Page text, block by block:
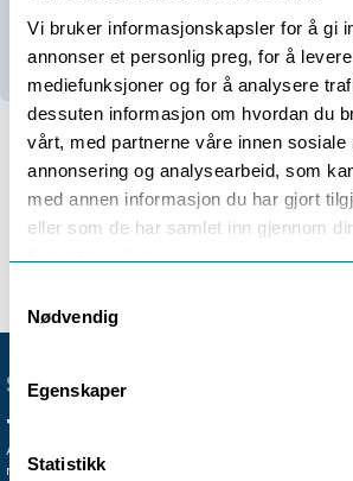
Vi bruker informasjonskapsler for å gi
annonser et personlig preg, for å
mediefunksjoner og for å analysere
dessuten informasjon om hvordan du
vårt, med partnerne våre innen sosiale
annonsering og analysearbeid, som
med annen informasjon du har gjort
eller som de har samlet inn gjennom
Nødvendig
Egenskaper
Statistikk
Ikke på lager (3 dager)
Beskrivelse
SENTRALBORD
+47 72 59 61 00
Avdelingskontorene er koblet til vårt
mobile sentralbord.